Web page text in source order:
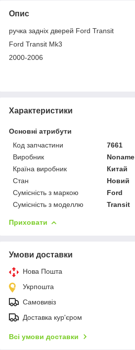
Опис
ручка задніх дверей Ford Transit
Ford Transit Mk3
2000-2006
Характеристики
Основні атрибути
Код запчастини
7661
Виробник
Noname
Країна виробник
Китай
Стан
Новий
Сумісність з маркою
Ford
Сумісність з моделлю
Transit
Приховати
Умови доставки
Нова Пошта
Укрпошта
Самовивіз
Доставка кур'єром
Всі умови доставки